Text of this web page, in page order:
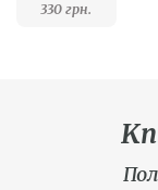
330 грн.